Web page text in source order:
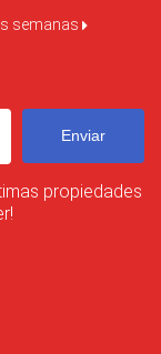
semanas
Enviar
propiedades